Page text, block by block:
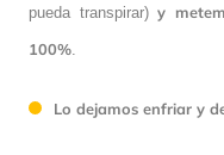
pueda transpirar)y
100%
Lo dejamos enfriar y